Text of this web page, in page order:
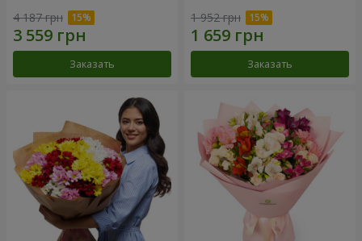
4 187 грн
Заказать
1 952 грн
Заказать